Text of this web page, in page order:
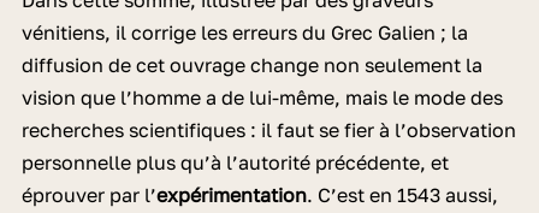
vénitiens, il corrige les erreurs du Grec Galien ; la
diffusion de cet ouvrage change non seulement la
vision que l’homme a de lui-même, mais le mode des
recherches scientifiques : il faut se fier à l’observation
personnelle plus qu’à l’autorité précédente, et
éprouver par l’expérimentation. C’est en 1543 aussi,